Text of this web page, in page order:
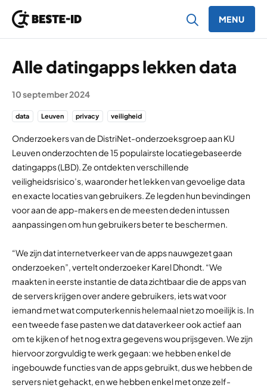
MENU
Alle datingapps lekken data
10 september 2024
data Leuven privacy veiligheid
Onderzoekers van de DistriNet-onderzoeksgroep aan KU
Leuven onderzochten de 15 populairste locatiegebaseerde
datingapps (LBD). Ze ontdekten verschillende
veiligheidsrisico’s, waaronder het lekken van gevoelige data
en exacte locaties van gebruikers. Ze legden hun bevindingen
voor aan de app-makers en de meesten deden intussen
aanpassingen om hun gebruikers beter te beschermen.
“We zijn dat internetverkeer van de apps nauwgezet gaan
onderzoeken”, vertelt onderzoeker Karel Dhondt. “We
maakten in eerste instantie de data zichtbaar die de apps van
de servers krijgen over andere gebruikers, iets wat voor
iemand met wat computerkennis helemaal niet zo moeilijk is. In
een tweede fase pasten we dat dataverkeer ook actief aan
om te kijken of het nog extra gegevens wou prijsgeven. We zijn
hiervoor zorgvuldig te werk gegaan: we hebben enkel de
ingebouwde functies van de apps gebruikt, dus we hebben de
servers niet gehackt, en we hebben enkel met onze zelf-